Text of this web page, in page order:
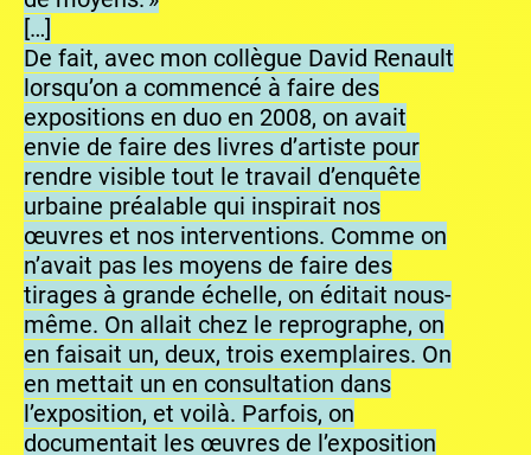
[…]
De fait, avec mon collègue David Renault
lorsqu’on a commencé à faire des
expositions en duo en 2008, on avait
envie de faire des livres d’artiste pour
rendre visible tout le travail d’enquête
urbaine préalable qui inspirait nos
œuvres et nos interventions. Comme on
n’avait pas les moyens de faire des
tirages à grande échelle, on éditait nous-
même. On allait chez le reprographe, on
en faisait un, deux, trois exemplaires. On
en mettait un en consultation dans
l’exposition, et voilà. Parfois, on
documentait les œuvres de l’exposition